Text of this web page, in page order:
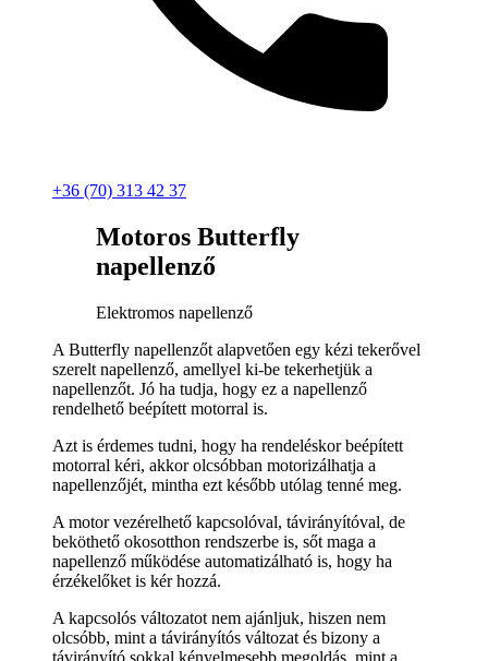
+36 (70) 313 42 37
Motoros Butterfly
napellenző
Elektromos napellenző
A Butterfly napellenzőt alapvetően egy kézi tekerővel
szerelt napellenző, amellyel ki-be tekerhetjük a
napellenzőt. Jó ha tudja, hogy ez a napellenző
rendelhető beépített motorral is.
Azt is érdemes tudni, hogy ha rendeléskor beépített
motorral kéri, akkor olcsóbban motorizálhatja a
napellenzőjét, mintha ezt később utólag tenné meg.
A motor vezérelhető kapcsolóval, távirányítóval, de
beköthető okosotthon rendszerbe is, sőt maga a
napellenző működése automatizálható is, hogy ha
érzékelőket is kér hozzá.
A kapcsolós változatot nem ajánljuk, hiszen nem
olcsóbb, mint a távirányítós változat és bizony a